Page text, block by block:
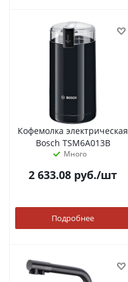
Кофемолка электрическая
Bosch TSM6A013B
Много
2 633.08 руб./шт
Подробнее